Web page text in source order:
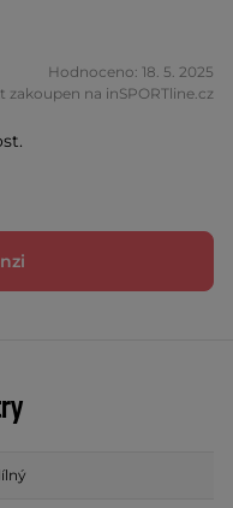
Hodnoceno: 18. 5. 2025
zakoupen na inSPORTline.cz